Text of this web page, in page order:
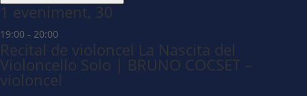
1 eveniment, 30
19:00 - 20:00
Recital de violoncel La Nascita del
Violoncello Solo | BRUNO COCSET –
violoncel